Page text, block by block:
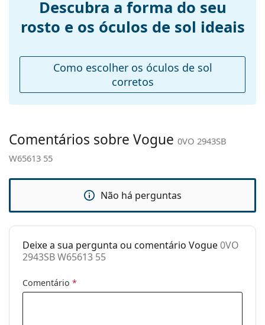
óculos:
135 mm
Ponte:
17 mm
Não
Dobradiça de
mola:
Não
Sim
Pano de
limpeza:
Sim
Outros
Género:
Mulher
Categoria:
Descubra a forma do seu
rosto e os óculos de sol ideais
Como escolher os óculos de sol
corretos
Comentários sobre Vogue 0VO 2943SB
W65613 55
Não há perguntas
Deixe a sua pergunta ou comentário Vogue0VO
2943SB W65613 55
Comentário *